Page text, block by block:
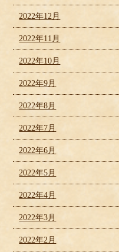
2022年12月
2022年11月
2022年10月
2022年9月
2022年8月
2022年7月
2022年6月
2022年5月
2022年4月
2022年3月
2022年2月